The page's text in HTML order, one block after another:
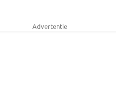
Advertentie